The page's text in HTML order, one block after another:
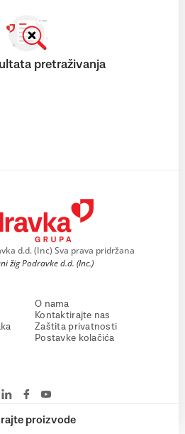
proizvode
pretraživanja
d.d. (Inc) Sva prava pridržana
žig Podravke d.d. (Inc.)
O nama
Kontaktirajte nas
Zaštita privatnosti
Postavke kolačića